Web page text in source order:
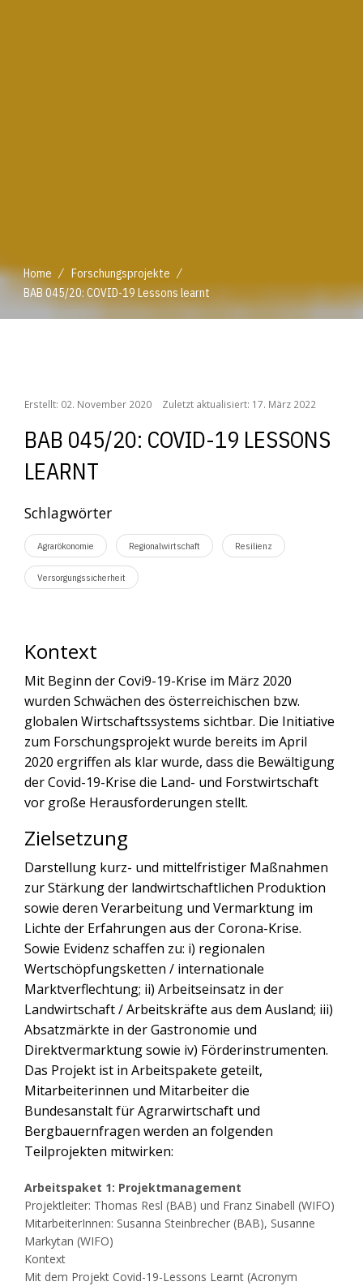
Home / Forschungsprojekte /
BAB 045/20: COVID-19 Lessons learnt
Erstellt: 02. November 2020 Zuletzt aktualisiert: 17. März 2022
BAB 045/20: COVID-19 LESSONS
LEARNT
Schlagwörter
Agrarökonomie Regionalwirtschaft Resilienz
Versorgungssicherheit
Kontext
Mit Beginn der Covi9-19-Krise im März 2020
wurden Schwächen des österreichischen bzw.
globalen Wirtschaftssystems sichtbar. Die Initiative
zum Forschungsprojekt wurde bereits im April
2020 ergriffen als klar wurde, dass die Bewältigung
der Covid-19-Krise die Land- und Forstwirtschaft
vor große Herausforderungen stellt.
Zielsetzung
Darstellung kurz- und mittelfristiger Maßnahmen
zur Stärkung der landwirtschaftlichen Produktion
sowie deren Verarbeitung und Vermarktung im
Lichte der Erfahrungen aus der Corona-Krise.
Sowie Evidenz schaffen zu: i) regionalen
Wertschöpfungsketten / internationale
Marktverflechtung; ii) Arbeitseinsatz in der
Landwirtschaft / Arbeitskräfte aus dem Ausland; iii)
Absatzmärkte in der Gastronomie und
Direktvermarktung sowie iv) Förderinstrumenten.
Das Projekt ist in Arbeitspakete geteilt,
Mitarbeiterinnen und Mitarbeiter die
Bundesanstalt für Agrarwirtschaft und
Bergbauernfragen werden an folgenden
Teilprojekten mitwirken:
Arbeitspaket 1: Projektmanagement
Projektleiter: Thomas Resl (BAB) und Franz Sinabell (WIFO)
MitarbeiterInnen: Susanna Steinbrecher (BAB), Susanne
Markytan (WIFO)
Kontext
Mit dem Projekt Covid-19-Lessons Learnt (Acronym